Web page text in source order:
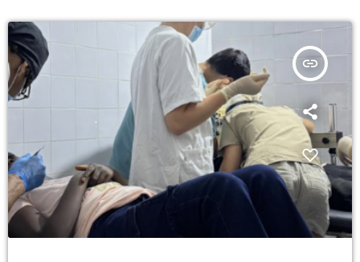
insert_link